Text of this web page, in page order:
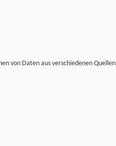
von Daten aus verschiedenen Quellen